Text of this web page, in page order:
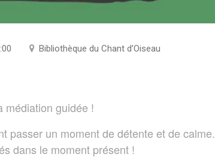
Bibliothèque du Chant d’Oiseau
médiation guidée !
passer un moment de détente et de calme.
dans le moment présent !